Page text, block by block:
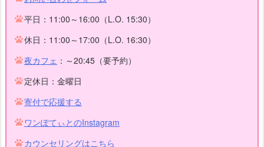
平日：11:00～16:00（L.O. 15:30）
休日：11:00～17:00（L.O. 16:30）
夜カフェ ：～20:45（要予約）
定休日：金曜日
寄付で応援する
ワンぽてぃとのInstagram
カウンセリングはこちら